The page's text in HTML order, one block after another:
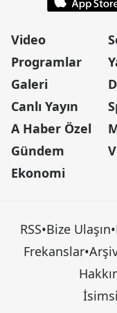
Video
Programlar
Galeri
Canlı Yayın
A Haber Özel
Gündem
Ekonomi
RSS•Bize Ulaşın•
Frekanslar•